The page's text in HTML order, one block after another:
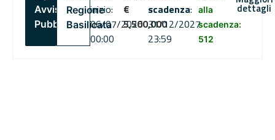
Avviso
Pubblico
Regione
Basilicata
inizio:
06/07/2026
00:00
€
5,500,000
scadenza:
31/12/2027
23:59
alla
scadenza:
512
dettagli